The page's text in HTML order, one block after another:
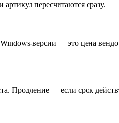
пересчитаются сразу.
версии — это цена
Продление — если срок